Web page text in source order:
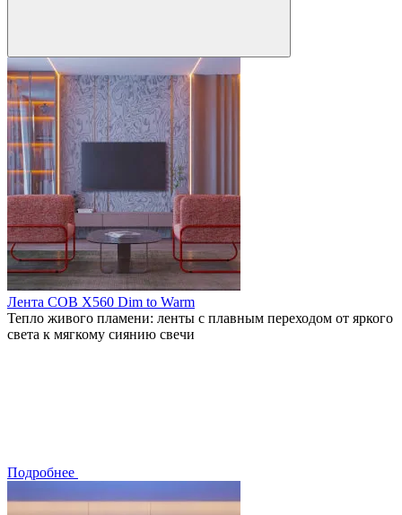
Лента COB X560 Dim to Warm
Тепло живого пламени: ленты с плавным переходом от яркого
света к мягкому сиянию свечи
Подробнее